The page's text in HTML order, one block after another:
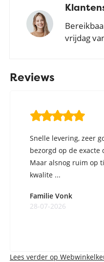
vrijdag
Reviews
Snelle levering, zeer
bezorgd op de exacte
Maar alsnog ruim op
kwalite ...
Familie Vonk
28-07-2026
Lees verder op